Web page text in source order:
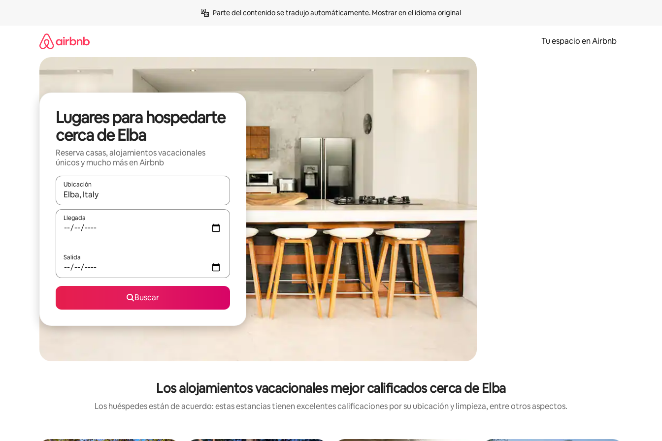
Parte del contenido se tradujo automáticamente. Mostrar en el idioma original
Tu espacio en Airbnb
Lugares para hospedarte
cerca de Elba
Reserva casas, alojamientos vacacionales
únicos y mucho más en Airbnb
Ubicación
Cuando los resultados estén disponibles, podrás navegar usando las teclas de las flechas hacia arriba y hacia abajo, o bien tocando y deslizando la pantalla.
Llegada
Salida
Buscar
Los alojamientos vacacionales mejor calificados cerca de Elba
Los huéspedes están de acuerdo: estas estancias tienen excelentes calificaciones por su ubicación y limpieza, entre otros aspectos.